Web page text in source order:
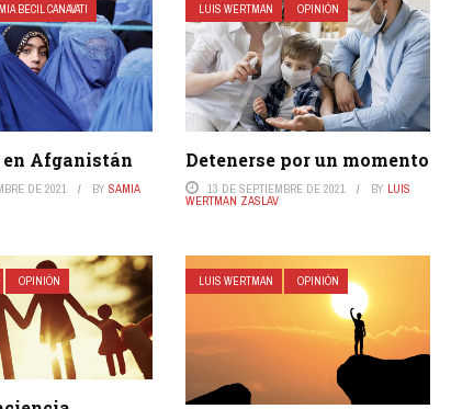
BECIL CANAVATI
Afganistán
DE 2021 BYSAMIA
LUIS WERTMAN OPINIÓN
Detenerse por un momento
13 DE SEPTIEMBRE DE 2021 BY LUIS
WERTMAN ZASLAV
OPINIÓN LUIS WERTMAN OPINIÓN